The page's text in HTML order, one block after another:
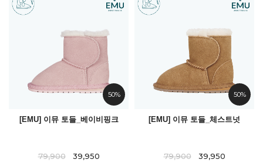
50%
[EMU] 이뮤 토들_베이비핑크
79,900 39,950
50%
[EMU] 이뮤 토들_체스트넛
79,900 39,950